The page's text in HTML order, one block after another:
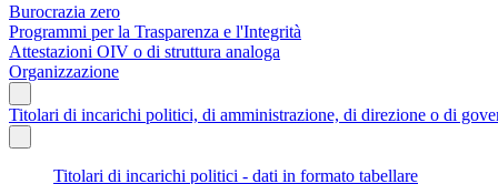
Burocrazia zero
Programmi per la Trasparenza e l'Integrità
Attestazioni OIV o di struttura analoga
Organizzazione
Titolari di incarichi politici, di amministrazione, di direzione o di
Titolari di incarichi politici - dati in formato tabellare